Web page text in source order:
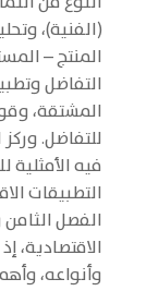
(الفنية)،
المنتج –
التفاضل
المشتقة،
للتفاضل.
فيه الأمثلية
التطبيقات
الفصل
الاقتصادية،
وأنواعه،